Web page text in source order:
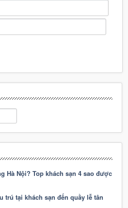
Hà Nội? Top khách sạn 4 sao được
trú tại khách sạn đến quầy lễ tân